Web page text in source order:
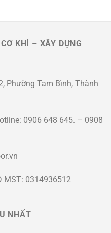
KHÍ – XÂY DỰNG
Phường Tam Bình, Thành
0906 648 645. – 0908
MST: 0314936512
NHẤT